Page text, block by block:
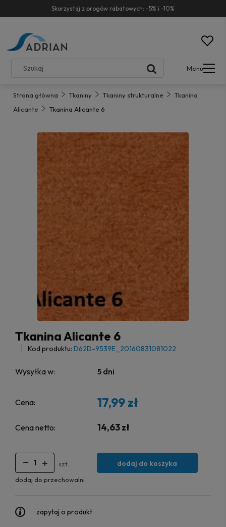
Skorzystaj z progów rabatowych: -5% i -10%
Menu
Strona główna Tkaniny Tkaniny strukturalne
Tkanina
Alicante
Tkanina Alicante 6
Tkanina Alicante 6
Kod produktu: D62D-9539E_20160831081022
Wysyłka w: 5 dni
Cena: 17,99 zł
Cena netto: 14,63 zł
szt. dodaj do koszyka
dodaj do przechowalni
zapytaj o produkt